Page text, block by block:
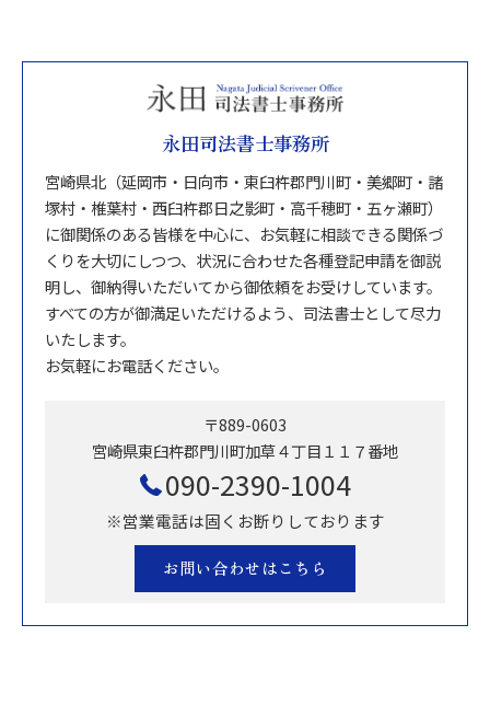
永田司法書士事務所
宮崎県北（延岡市・日向市・東臼杵郡門川町・美郷町・諸
塚村・椎葉村・西臼杵郡日之影町・高千穂町・五ヶ瀬町）
に御関係のある皆様を中心に、お気軽に相談できる関係づ
くりを大切にしつつ、状況に合わせた各種登記申請を御説
明し、御納得いただいてから御依頼をお受けしています。
すべての方が御満足いただけるよう、司法書士として尽力
いたします。
お気軽にお電話ください。
〒889-0603
宮崎県東臼杵郡門川町加草４丁目１１７番地
090-2390-1004
※営業電話は固くお断りしております
お問い合わせはこちら